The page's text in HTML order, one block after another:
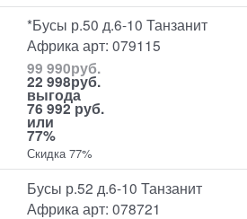
*Бусы р.50 д.6-10 Танзанит
Африка арт: 079115
99 990руб.
22 998руб.
выгода
76 992 руб.
или
77%
Скидка 77%
Бусы р.52 д.6-10 Танзанит
Африка арт: 078721